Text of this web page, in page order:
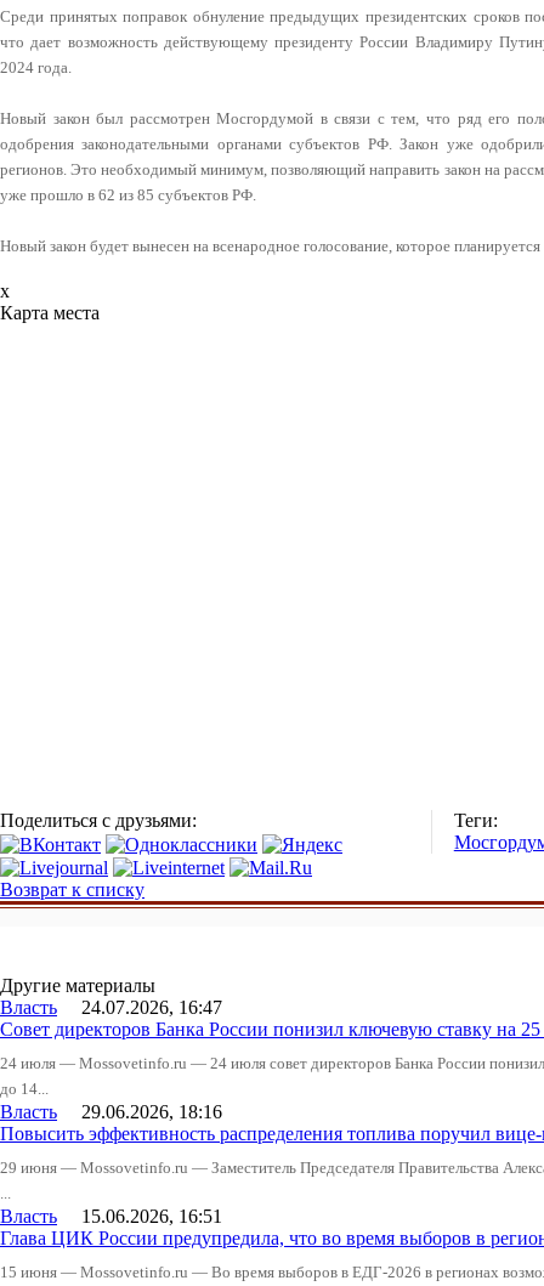
Среди принятых поправок обнуление предыдущих президентских сроков
что дает возможность действующему президенту России Владимиру
2024 года.
Новый закон был рассмотрен Мосгордумой в связи с тем, что ряд его
одобрения законодательными органами субъектов РФ. Закон уже
регионов. Это необходимый минимум, позволяющий направить закон на
уже прошло в 62 из 85 субъектов РФ.
Новый закон будет вынесен на всенародное голосование, которое
x
Карта места
Поделиться с друзьями:
Теги:
Возврат к списку
Другие материалы
Власть 24.07.2026, 16:47
Совет директоров Банка России понизил ключевую ставку на
24 июля — Mossovetinfo.ru — 24 июля совет директоров Банка России
до 14...
Власть 29.06.2026, 18:16
Повысить эффективность распределения топлива поручил
29 июня — Mossovetinfo.ru — Заместитель Председателя Правительства
...
Власть 15.06.2026, 16:51
Глава ЦИК России предупредила, что во время выборов в
15 июня — Mossovetinfo.ru — Во время выборов в ЕДГ-2026 в регионах